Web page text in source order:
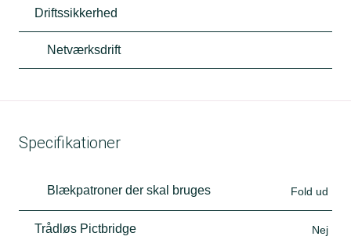
Driftssikkerhed
Netværksdrift
Specifikationer
Blækpatroner der skal bruges Fold ud
Trådløs Pictbridge Nej